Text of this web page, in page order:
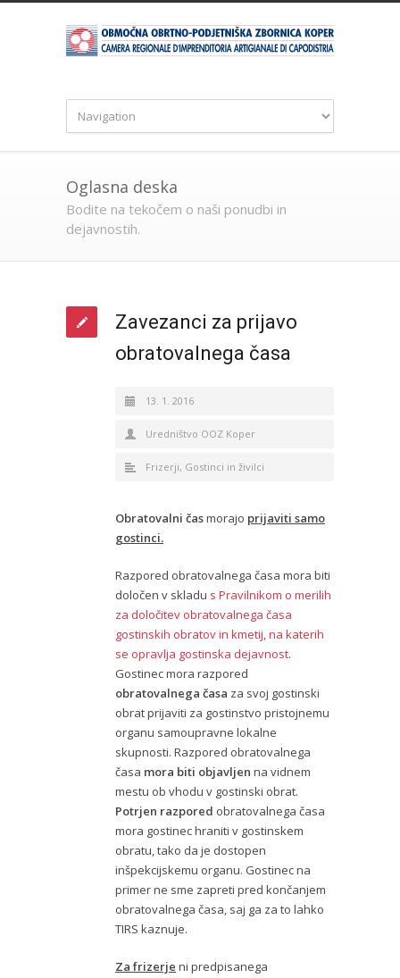
Oglasna deska
Bodite na tekočem o naši ponudbi in
dejavnostih.
Zavezanci za prijavo
obratovalnega časa
13. 1. 2016
Uredništvo OOZ Koper
Frizerji, Gostinci in živilci
Obratovalni časmorajo prijaviti samo
gostinci.
Razpored obratovalnega časa mora biti
določen v skladu s Pravilnikom o merilih
za določitev obratovalnega časa
gostinskih obratov in kmetij, na katerih
se opravlja gostinska dejavnost.
Gostinec mora razpored
obratovalnega časa za svoj gostinski
obrat prijaviti za gostinstvo pristojnemu
organu samoupravne lokalne
skupnosti. Razpored obratovalnega
časa mora biti objavljen na vidnem
mestu ob vhodu v gostinski obrat.
Potrjen razpored obratovalnega časa
mora gostinec hraniti v gostinskem
obratu, tako da je dostopen
inšpekcijskemu organu. Gostinec na
primer ne sme zapreti pred končanjem
obratovalnega časa, saj ga za to lahko
TIRS kaznuje.
Za frizerje ni predpisanega